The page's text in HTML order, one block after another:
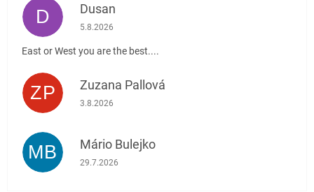
D Dusan
Hodnotenie obchodu je 5 z 5 hviezdičiek.
5.8.2026
East or West you are the best....
ZP Zuzana Pallová
Hodnotenie obchodu je 5 z 5 hviezdičiek.
3.8.2026
MB Mário Bulejko
Hodnotenie obchodu je 5 z 5 hviezdičiek.
29.7.2026